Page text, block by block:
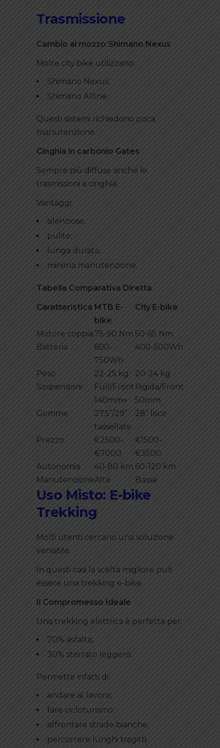
Trasmissione
Cambio al mozzo Shimano Nexus
Molte city bike utilizzano:
Shimano Nexus;
Shimano Alfine.
Questi sistemi richiedono poca
manutenzione.
Cinghia in carbonio Gates
Sempre più diffuse anche le
trasmissioni a cinghia.
Vantaggi:
silenziose;
pulite;
lunga durata;
minima manutenzione.
Tabella Comparativa Diretta
Caratteristica MTB E-
bike
City E-bike
Motore coppia 75-90 Nm 50-65 Nm
Batteria
600-
750Wh
400-500Wh
Peso 22-25 kg
20-24 kg
Sospensioni
Full/Front
140mm+
Rigida/Front
50mm
Gomme
27.5”/29”
tassellate
28” lisce
Prezzo
€2500-
€7000
€1500-
€3500
Autonomia
40-80 km 60-120 km
ManutenzioneAlta Bassa
Uso Misto: E-bike
Trekking
Molti utenti cercano una soluzione
versatile.
In questi casi la scelta migliore può
essere una trekking e-bike.
Il Compromesso Ideale
Una trekking elettrica è perfetta per:
70% asfalto;
30% sterrato leggero.
Permette infatti di:
andare al lavoro;
fare cicloturismo;
affrontare strade bianche;
percorrere lunghi tragitti.